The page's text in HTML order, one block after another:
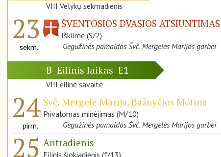
VIII Velykų sekmadienis
23
sekm.
ŠVENTOSIOS DVASIOS
Iškilmė (S/2)
Gegužinės pamaldos Švč. Mergelės Marijos garbei
B Eilinis laikas E1
VIII eilinė savaitė
24
pirm.
Švč. Mergelė Marija, Bažnyčios Motina
Privalomas minėjimas (M/10)
Gegužinės pamaldos Švč. Mergelės Marijos garbei
25 Antradienis
Eilinis šiokiadienis (f/13)